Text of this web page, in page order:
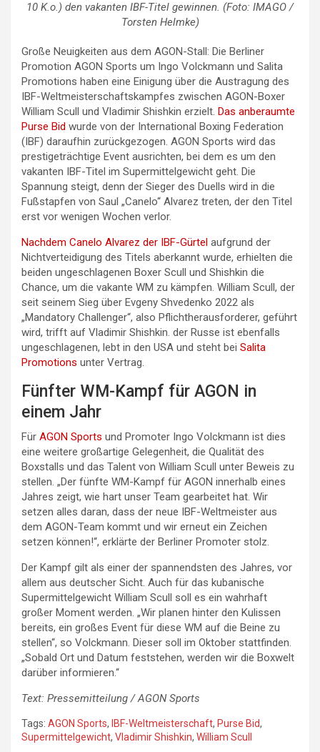
10 K.o.) den vakanten IBF-Titel gewinnen. (Foto: IMAGO /
Torsten Helmke)
Große Neuigkeiten aus dem AGON-Stall: Die Berliner
Promotion AGON Sports um Ingo Volckmann und Salita
Promotions haben eine Einigung über die Austragung des
IBF-Weltmeisterschaftskampfes zwischen AGON-Boxer
William Scull und Vladimir Shishkin erzielt. Das anberaumte
Purse Bid wurde von der International Boxing Federation
(IBF) daraufhin zurückgezogen. AGON Sports wird das
prestigeträchtige Event ausrichten, bei dem es um den
vakanten IBF-Titel im Supermittelgewicht geht. Die
Spannung steigt, denn der Sieger des Duells wird in die
Fußstapfen von Saul „Canelo“ Alvarez treten, der den Titel
erst vor wenigen Wochen verlor.
Nachdem Canelo Alvarez der IBF-Gürtel aufgrund der
Nichtverteidigung des Titels aberkannt wurde, erhielten die
beiden ungeschlagenen Boxer Scull und Shishkin die
Chance, um die vakante WM zu kämpfen. William Scull, der
seit seinem Sieg über Evgeny Shvedenko 2022 als
„Mandatory Challenger“, also Pflichtherausforderer, geführt
wird, trifft auf Vladimir Shishkin. der Russe ist ebenfalls
ungeschlagenen, lebt in den USA und steht bei Salita
Promotions unter Vertrag.
Fünfter WM-Kampf für AGON in
einem Jahr
Für AGON Sports und Promoter Ingo Volckmann ist dies
eine weitere großartige Gelegenheit, die Qualität des
Boxstalls und das Talent von William Scull unter Beweis zu
stellen. „Der fünfte WM-Kampf für AGON innerhalb eines
Jahres zeigt, wie hart unser Team gearbeitet hat. Wir
setzen alles daran, dass der neue IBF-Weltmeister aus
dem AGON-Team kommt und wir erneut ein Zeichen
setzen können!“, erklärte der Berliner Promoter stolz.
Der Kampf gilt als einer der spannendsten des Jahres, vor
allem aus deutscher Sicht. Auch für das kubanische
Supermittelgewicht William Scull soll es ein wahrhaft
großer Moment werden. „Wir planen hinter den Kulissen
bereits, ein großes Event für diese WM auf die Beine zu
stellen“, so Volckmann. Dieser soll im Oktober stattfinden.
„Sobald Ort und Datum feststehen, werden wir die Boxwelt
darüber informieren.“
Text: Pressemitteilung / AGON Sports
Tags: AGON Sports, IBF-Weltmeisterschaft, Purse Bid,
Supermittelgewicht, Vladimir Shishkin, William Scull